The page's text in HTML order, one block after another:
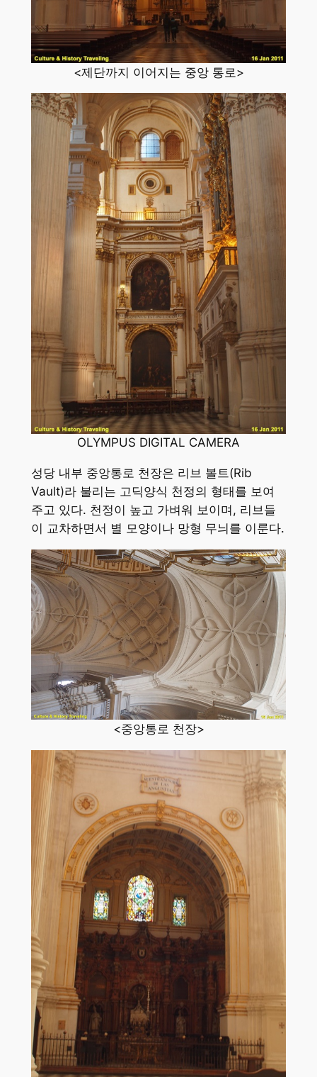
<제단까지 이어지는 중앙 통로>
OLYMPUS DIGITAL CAMERA
성당 내부 중앙통로 천장은 리브 볼트(Rib
Vault)라 불리는 고딕양식 천정의 형태를 보여
주고 있다. 천정이 높고 가벼워 보이며, 리브들
이 교차하면서 별 모양이나 망형 무늬를 이룬다.
<중앙통로 천장>